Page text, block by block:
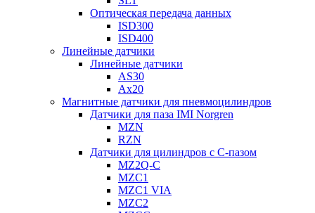
Оптическая передача данных
ISD300
ISD400
Линейные датчики
Линейные датчики
AS30
Ax20
Магнитные датчики для пневмоцилиндров
Датчики для паза IMI Norgren
MZN
RZN
Датчики для цилиндров с С-пазом
MZ2Q-C
MZC1
MZC1 VIA
MZC2